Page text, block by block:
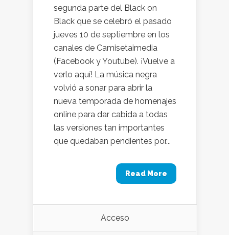
segunda parte del Black on
Black que se celebró el pasado
jueves 10 de septiembre en los
canales de Camisetaimedia
(Facebook y Youtube). ¡Vuelve a
verlo aquí! La música negra
volvió a sonar para abrir la
nueva temporada de homenajes
online para dar cabida a todas
las versiones tan importantes
que quedaban pendientes por...
Read More
Acceso